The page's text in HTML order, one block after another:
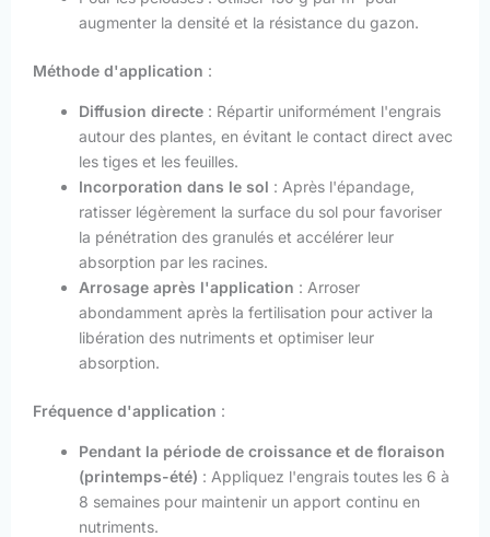
augmenter la densité et la résistance du gazon.
Méthode d'application :
Diffusion directe : Répartir uniformément l'engrais
autour des plantes, en évitant le contact direct avec
les tiges et les feuilles.
Incorporation dans le sol : Après l'épandage,
ratisser légèrement la surface du sol pour favoriser
la pénétration des granulés et accélérer leur
absorption par les racines.
Arrosage après l'application : Arroser
abondamment après la fertilisation pour activer la
libération des nutriments et optimiser leur
absorption.
Fréquence d'application :
Pendant la période de croissance et de floraison
(printemps-été) : Appliquez l'engrais toutes les 6 à
8 semaines pour maintenir un apport continu en
nutriments.